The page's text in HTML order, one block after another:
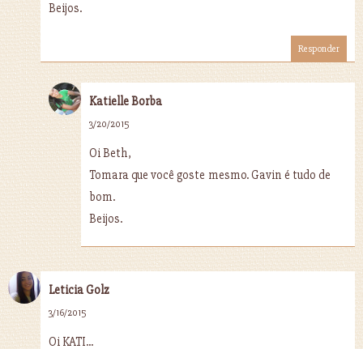
Beijos.
Responder
Katielle Borba
3/20/2015
Oi Beth,
Tomara que você goste mesmo. Gavin é tudo de
bom.
Beijos.
Leticia Golz
3/16/2015
Oi KATI...